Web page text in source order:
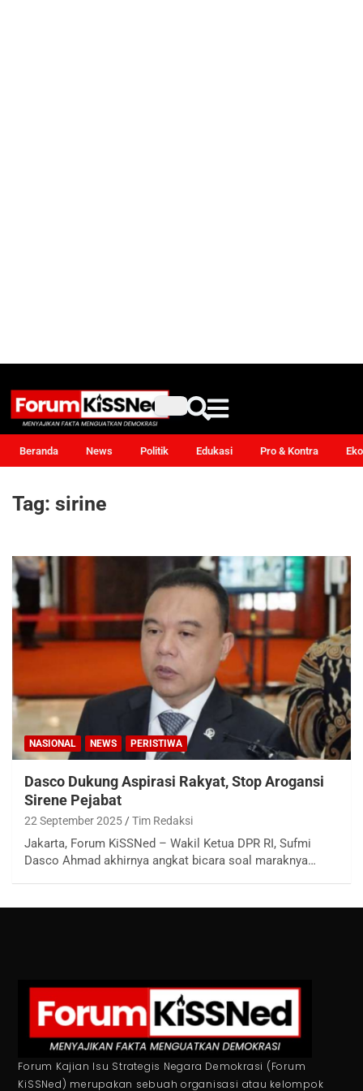
Beranda News Politik Edukasi Pro & Kontra
Tag: sirine
NASIONAL NEWS PERISTIWA
Dasco Dukung Aspirasi Rakyat, Stop Arogansi
Sirene Pejabat
22 September 2025 Tim Redaksi
Jakarta, Forum KiSSNed – Wakil Ketua DPR RI, Sufmi
Dasco Ahmad akhirnya angkat bicara soal maraknya…
Forum Kajian Isu Strategis Negara Demokrasi (Forum
KiSSNed) merupakan sebuah organisasi atau kelompok